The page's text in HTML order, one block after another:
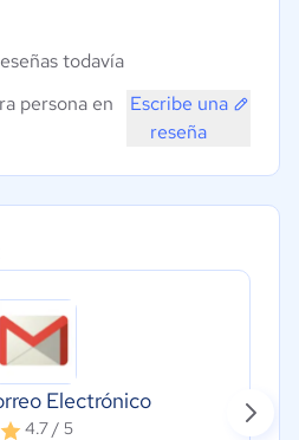
Electrónico
4.7 / 5
todavía
persona en
Escribe una
reseña